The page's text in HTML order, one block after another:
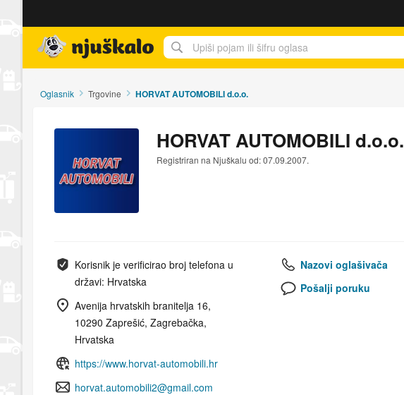
Oglasnik Trgovine HORVAT AUTOMOBILI d.o.o.
HORVAT AUTOMOBILI d.o.o.
Registriran na Njuškalu od: 07.09.2007.
Korisnik je verificirao broj telefona u
državi: Hrvatska
Avenija hrvatskih branitelja 16,
10290 Zaprešić, Zagrebačka,
Hrvatska
https://www.horvat-automobili.hr
horvat.automobili2@gmail.com
Nazovi oglašivača
Pošalji poruku